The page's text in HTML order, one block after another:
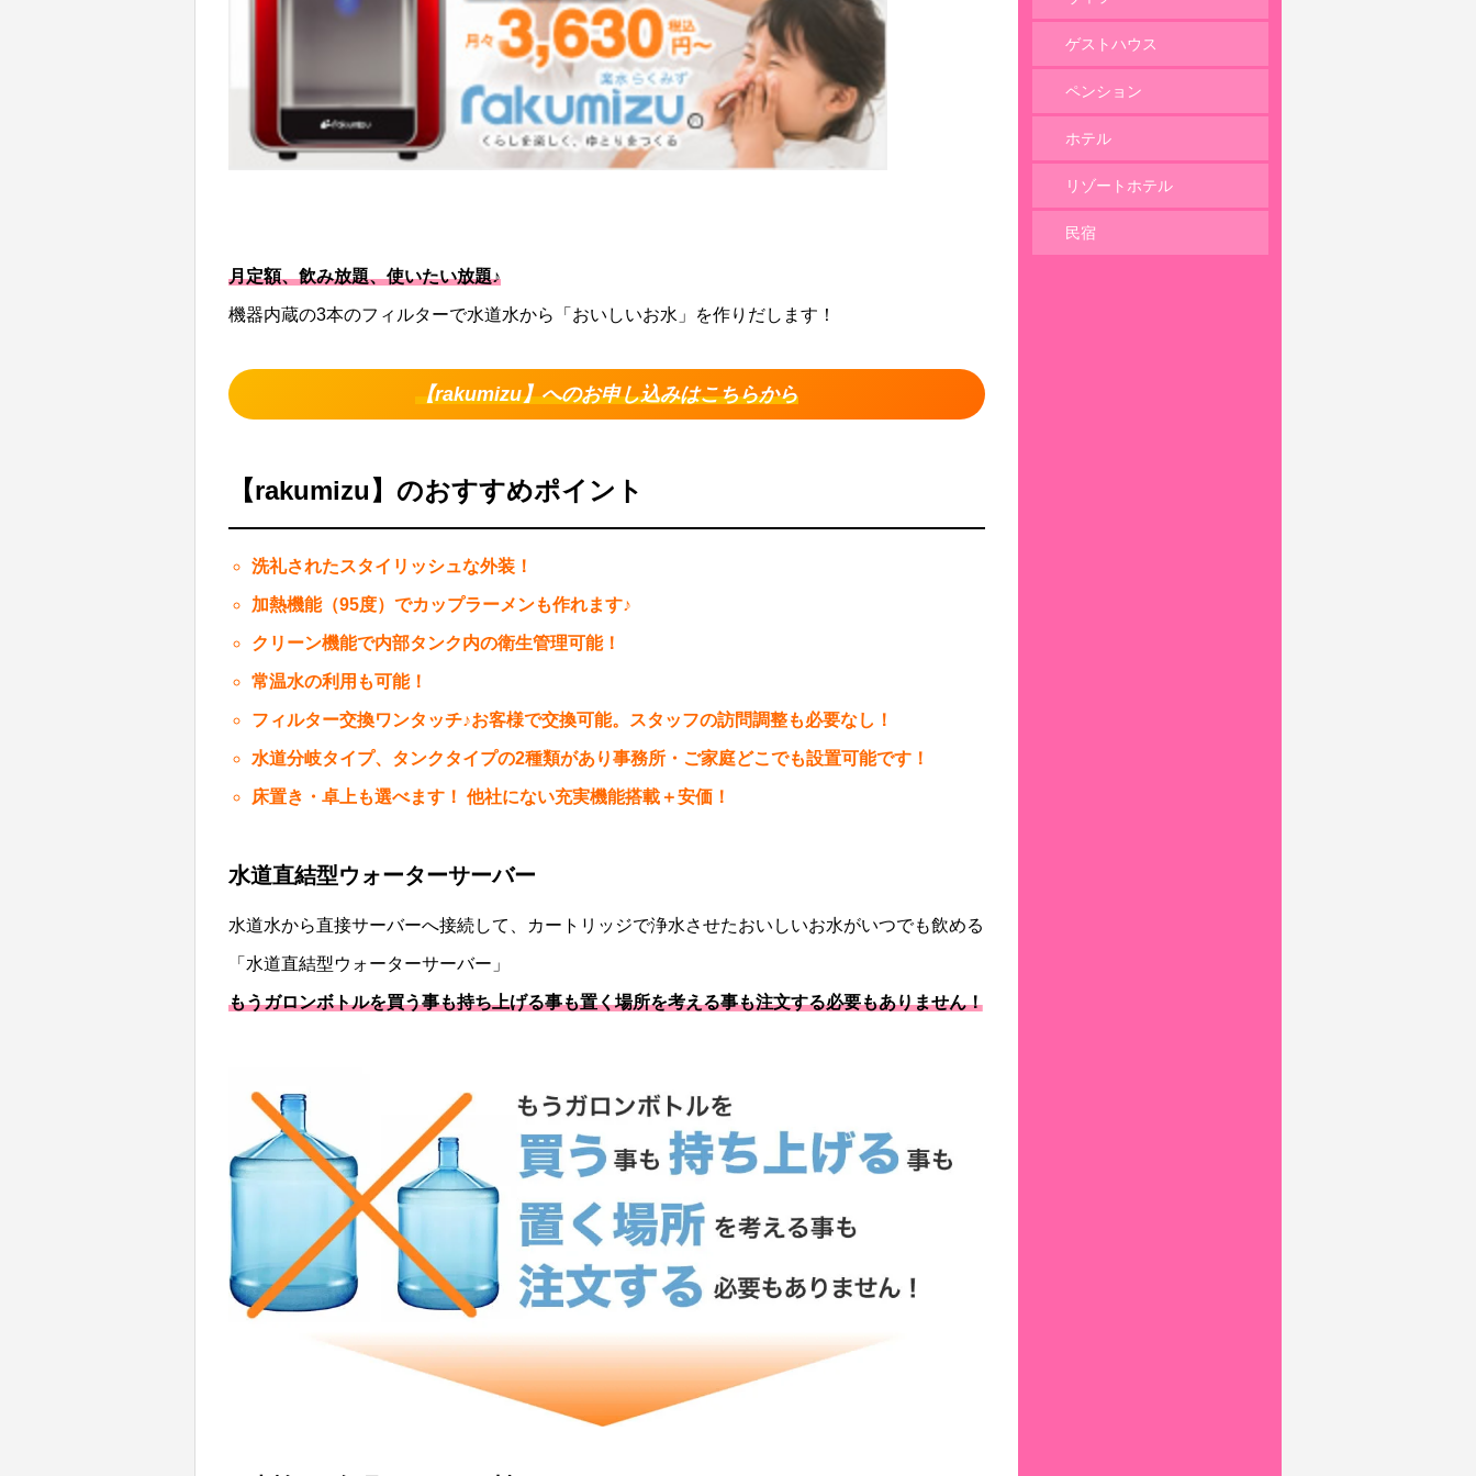
月定額、飲み放題、使いたい放題♪
機器内蔵の3本のフィルターで水道水から「おいしいお水」を作りだします！
【rakumizu】へのお申し込みはこちらから
【rakumizu】のおすすめポイント
洗礼されたスタイリッシュな外装！
加熱機能（95度）でカップラーメンも作れます♪
クリーン機能で内部タンク内の衛生管理可能！
常温水の利用も可能！
フィルター交換ワンタッチ♪お客様で交換可能。スタッフの訪問調整も必要なし！
水道分岐タイプ、タンクタイプの2種類があり事務所・ご家庭どこでも設置可能です！
床置き・卓上も選べます！ 他社にない充実機能搭載＋安価！
水道直結型ウォーターサーバー
水道水から直接サーバーへ接続して、カートリッジで浄水させたおいしいお水がいつでも飲める
「水道直結型ウォーターサーバー」
もうガロンボトルを買う事も持ち上げる事も置く場所を考える事も注文する必要もありません！
ゲストハウス
ペンション
ホテル
リゾートホテル
民宿